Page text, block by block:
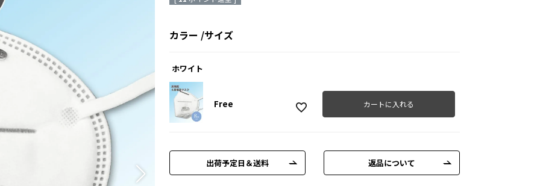
カラー サイズ
ホワイト
Free カートに入れる
出荷予定日＆送料 返品について